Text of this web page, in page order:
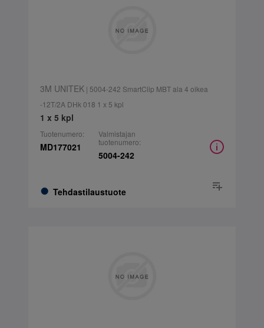
3M UNITEK| 5004-242 SmartClip MBT ala 4 oikea
-12T/2A DHk 018 1 x 5 kpl
1 x 5 kpl
Tuotenumero:
MD177021
Tehdastilaustuote
Valmistajan
tuotenumero:
5004-242